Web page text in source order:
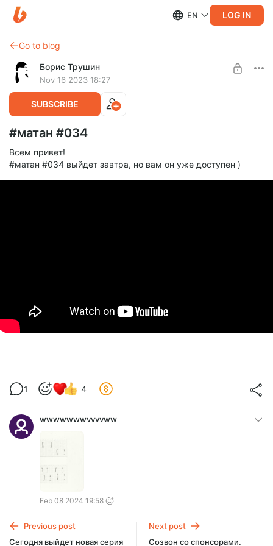
EN LOG IN
Go to blog
Борис Трушин
Nov 16 2023 18:27
SUBSCRIBE
#матан #034
Всем привет!
#матан #034 выйдет завтра, но вам он уже доступен )
1 4
wwwwwwwvvvvww
Feb 08 2024 19:58
Previous post
Сегодня выйдет новая серия
Next post
Созвон со спонсорами.